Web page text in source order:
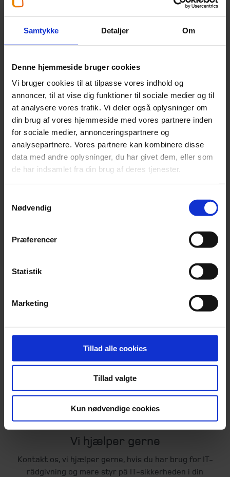
Samtykke Detaljer Om
Denne hjemmeside bruger cookies
Vi bruger cookies til at tilpasse vores indhold og
annoncer, til at vise dig funktioner til sociale medier og til
at analysere vores trafik. Vi deler også oplysninger om
din brug af vores hjemmeside med vores partnere inden
for sociale medier, annonceringspartnere og
analysepartnere. Vores partnere kan kombinere disse
data med andre oplysninger, du har givet dem, eller som
de har indsamlet fra din brug af deres tjenester.
Nødvendig
Præferencer
Statistik
Marketing
Tillad alle cookies
Tillad valgte
Kun nødvendige cookies
Mange virksomheder outsourcer IT-drift og IT-
sikkerhed. Sørg for at bede om dokumentation
målt/vejet/testet af uafhængig part.
#5: Invester i en IT-
sikkerhedspakke med backup
Mangelfuld backup (sikkerhedskopiering) er en
virksomheden bedre mod tab af værdifulde og
Vi hjælper gerne
Kontakt os, vi hjælper gerne, hvis du har brug for IT-
rådgivning og mere styr på IT-sikkerheden i din